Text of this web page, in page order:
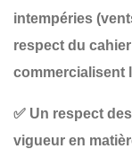
intempéries
respect du
commercialisent
✅ Un respect
vigueur en